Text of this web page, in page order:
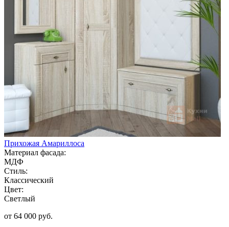
Прихожая Амариллоса
Материал фасада:
МДФ
Стиль:
Классический
Цвет:
Светлый
от 64 000 руб.